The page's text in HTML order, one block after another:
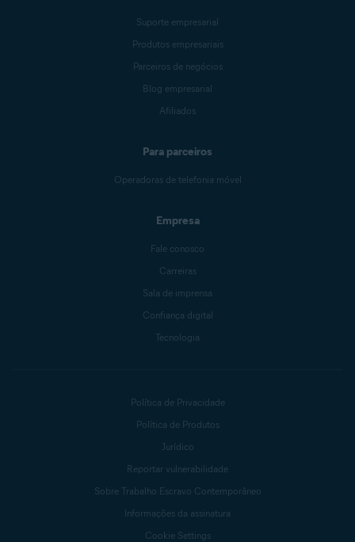
Suporte empresarial
Produtos empresariais
Parceiros de negócios
Blog empresarial
Afiliados
Para parceiros
Operadoras de telefonia móvel
Empresa
Fale conosco
Carreiras
Sala de imprensa
Confiança digital
Tecnologia
Política de Privacidade
Política de Produtos
Jurídico
Reportar vulnerabilidade
Sobre Trabalho Escravo Contemporâneo
Informações da assinatura
Cookie Settings